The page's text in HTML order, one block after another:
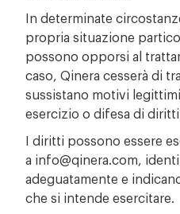
In determinate
propria situazione
possono opporsi al
caso, Qinera cesserà di
sussistano motivi
esercizio o difesa di
I diritti possono essere
a info@qinera.com,
adeguatamente e
che si intende esercitare.